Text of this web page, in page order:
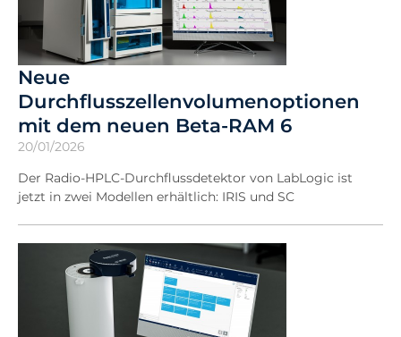
Neue
Durchflusszellenvolumenoptionen
mit dem neuen Beta-RAM 6
20/01/2026
Der Radio-HPLC-Durchflussdetektor von LabLogic ist
jetzt in zwei Modellen erhältlich: IRIS und SC